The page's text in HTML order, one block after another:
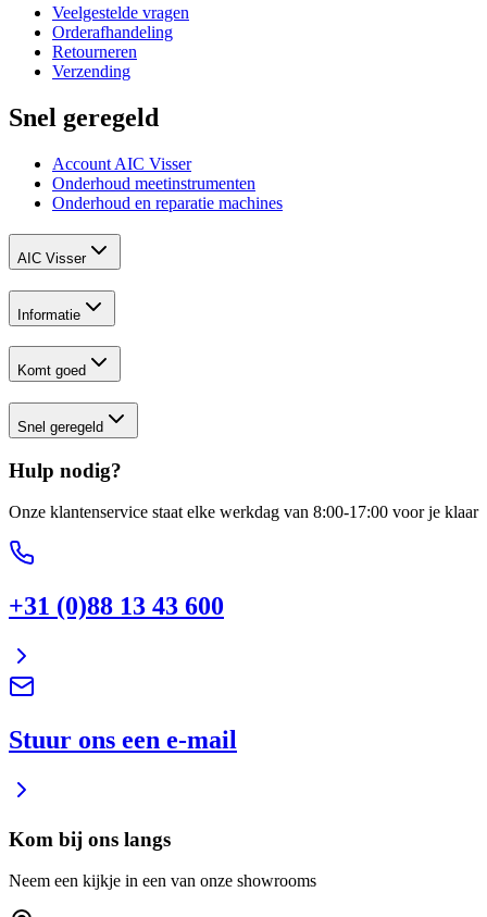
Veelgestelde vragen
Orderafhandeling
Retourneren
Verzending
Snel geregeld
Account AIC Visser
Onderhoud meetinstrumenten
Onderhoud en reparatie machines
AIC Visser
Informatie
Komt goed
Snel geregeld
Hulp nodig?
Onze klantenservice staat elke werkdag van 8:00-17:00 voor je klaar
+31 (0)88 13 43 600
Stuur ons een e-mail
Kom bij ons langs
Neem een kijkje in een van onze showrooms